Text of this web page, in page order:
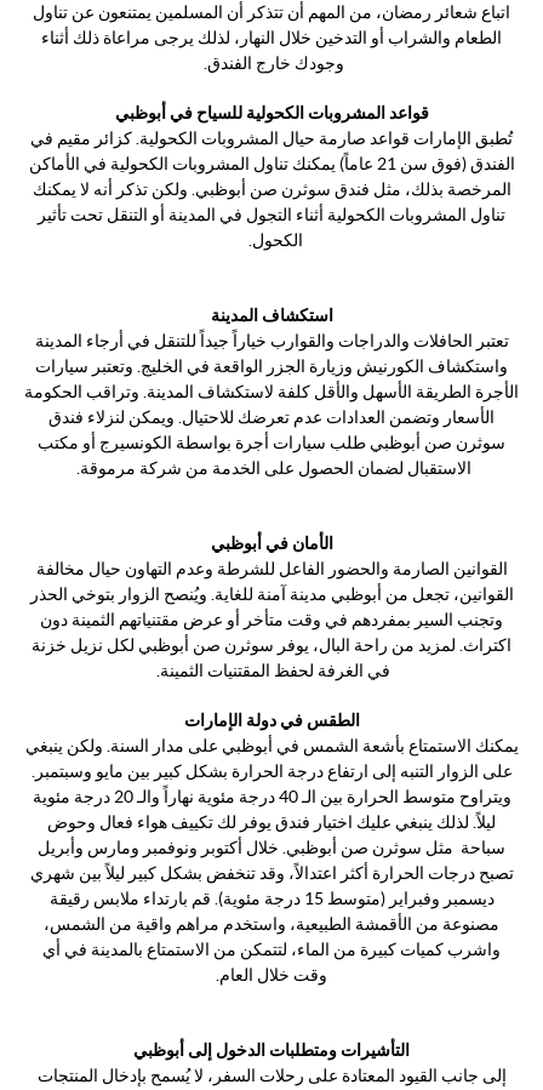
اتباع شعائر رمضان، من المهم أن تتذكر أن المسلمين يمتنعون عن تناول
الطعام والشراب أو التدخين خلال النهار، لذلك يرجى مراعاة ذلك أثناء
وجودك خارج الفندق.
قواعد المشروبات الكحولية للسياح في أبوظبي
تُطبق الإمارات قواعد صارمة حيال المشروبات الكحولية. كزائر مقيم في
الفندق (فوق سن 21 عاماً) يمكنك تناول المشروبات الكحولية في الأماكن
المرخصة بذلك، مثل فندق سوثرن صن أبوظبي. ولكن تذكر أنه لا يمكنك
تناول المشروبات الكحولية أثناء التجول في المدينة أو التنقل تحت تأثير
الكحول.
استكشاف المدينة
تعتبر الحافلات والدراجات والقوارب خياراً جيداً للتنقل في أرجاء المدينة
واستكشاف الكورنيش وزيارة الجزر الواقعة في الخليج. وتعتبر سيارات
الأجرة الطريقة الأسهل والأقل كلفة لاستكشاف المدينة. وتراقب الحكومة
الأسعار وتضمن العدادات عدم تعرضك للاحتيال. ويمكن لنزلاء فندق
سوثرن صن أبوظبي طلب سيارات أجرة بواسطة الكونسيرج أو مكتب
الاستقبال لضمان الحصول على الخدمة من شركة مرموقة.
الأمان في أبوظبي
القوانين الصارمة والحضور الفاعل للشرطة وعدم التهاون حيال مخالفة
القوانين، تجعل من أبوظبي مدينة آمنة للغاية. ويُنصح الزوار بتوخي الحذر
وتجنب السير بمفردهم في وقت متأخر أو عرض مقتنياتهم الثمينة دون
اكتراث. لمزيد من راحة البال، يوفر سوثرن صن أبوظبي لكل نزيل خزنة
في الغرفة لحفظ المقتنيات الثمينة.
الطقس في دولة الإمارات
يمكنك الاستمتاع بأشعة الشمس في أبوظبي على مدار السنة. ولكن ينبغي
على الزوار التنبه إلى ارتفاع درجة الحرارة بشكل كبير بين مايو وسبتمبر.
ويتراوح متوسط الحرارة بين الـ 40 درجة مئوية نهاراً والـ 20 درجة مئوية
ليلاً. لذلك ينبغي عليك اختيار فندق يوفر لك تكييف هواء فعال وحوض
سباحة مثل سوثرن صن أبوظبي. خلال أكتوبر ونوفمبر ومارس وأبريل
تصبح درجات الحرارة أكثر اعتدالاً، وقد تنخفض بشكل كبير ليلاً بين شهري
ديسمبر وفبراير (متوسط 15 درجة مئوية). قم بارتداء ملابس رقيقة
مصنوعة من الأقمشة الطبيعية، واستخدم مراهم واقية من الشمس،
واشرب كميات كبيرة من الماء، لتتمكن من الاستمتاع بالمدينة في أي
وقت خلال العام.
التأشيرات ومتطلبات الدخول إلى أبوظبي
إلى جانب القيود المعتادة على رحلات السفر، لا يُسمح بإدخال المنتجات